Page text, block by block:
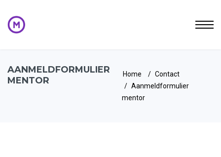
AANMELDFORMULIER
MENTOR
Home
Contact
Aanmeldformulier
mentor